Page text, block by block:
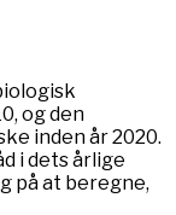
og den
inden år 2020.
i dets årlige
på at beregne,